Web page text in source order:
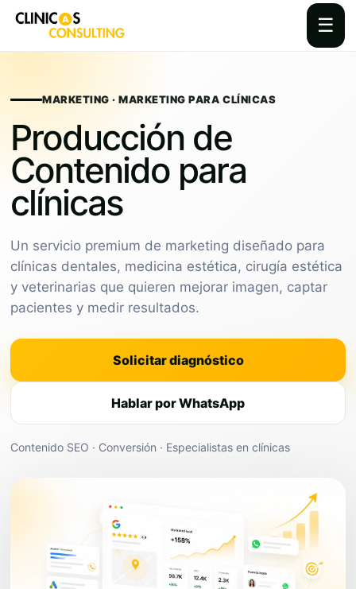
☰
contentMARKETING · MARKETING PARA CLÍNICAS
Producción de
Contenido para
clínicas
Un servicio premium de marketing diseñado para
clínicas dentales, medicina estética, cirugía estética
y veterinarias que quieren mejorar imagen, captar
pacientes y medir resultados.
Solicitar diagnóstico
Hablar por WhatsApp
Contenido SEO · Conversión · Especialistas en clínicas